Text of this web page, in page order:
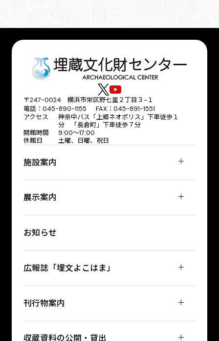
〒247-0024 横浜市栄区野七里２丁目３−１
電話：045-890-1155 FAX：045-891-1551
アクセス
神奈中バス「上郷ネオポリス」下車徒歩１
分 「長倉町」下車徒歩７分
開館時間
9:00～17:00
休館日
土曜、日曜、祝日
施設案内
展示案内
お知らせ
広報誌「埋文よこはま」
刊行物案内
収蔵資料の公開・貸出